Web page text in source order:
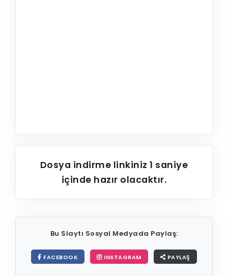
Dosya indirme linkiniz1 saniye
içinde hazır olacaktır.
Bu Slaytı Sosyal Medyada Paylaş:
FACEBOOK INSTAGRAM PAYLAŞ